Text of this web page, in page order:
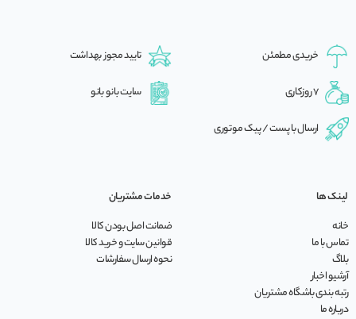
خریدی مطمئن تایید مجوز بهداشت
7 روزکاری سایت بانو بانو
ارسال با پست / پیک موتوری
لینک ها
خانه
تماس با ما
بلاگ
آرشیو اخبار
رتبه بندی باشگاه مشتریان
درباره ما
خدمات مشتریان
ضمانت اصل بودن کالا
قوانین سایت و خرید کالا
نحوه ارسال سفارشات